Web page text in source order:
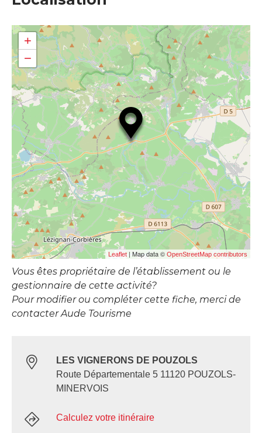
+
−
Leaflet | Map data © OpenStreetMap contributors
Vous êtes propriétaire de l’établissement ou le
gestionnaire de cette activité?
Pour modifier ou compléter cette fiche, merci de
contacter Aude Tourisme
LES VIGNERONS DE POUZOLS
Route Départementale 5 11120 POUZOLS-
MINERVOIS
Calculez votre itinéraire